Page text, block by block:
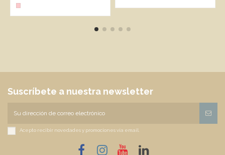
Suscríbete a nuestra newsletter
Acepto recibir novedades y promociones vía email.